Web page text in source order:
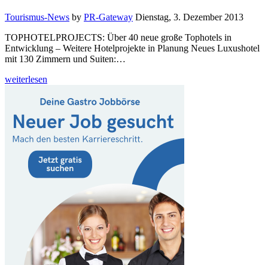
Tourismus-News by PR-Gateway Dienstag, 3. Dezember 2013
TOPHOTELPROJECTS: Über 40 neue große Tophotels in
Entwicklung – Weitere Hotelprojekte in Planung Neues Luxushotel
mit 130 Zimmern und Suiten:…
weiterlesen